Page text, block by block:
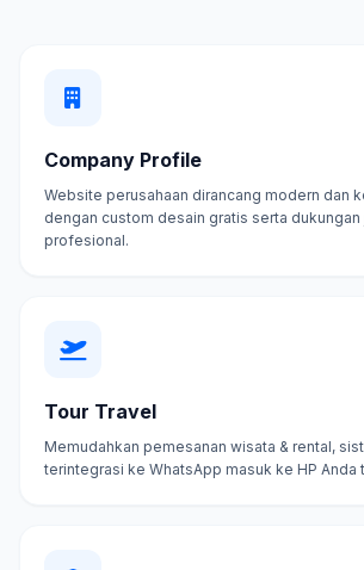
Company Profile
Website perusahaan dirancang modern dan
dengan custom desain gratis serta dukungan
profesional.
Tour Travel
Memudahkan pemesanan wisata & rental,
terintegrasi ke WhatsApp masuk ke HP Anda